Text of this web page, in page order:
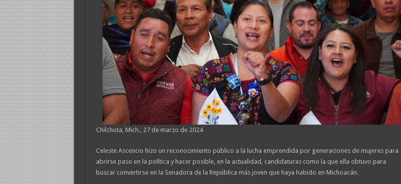
Chilchota, Mich., 27 de marzo de 2024
Celeste Ascencio hizo un reconocimiento público a la lucha emprendida por generaciones de mujeres para
abrirse paso en la política y hacer posible, en la actualidad, candidaturas como la que ella obtuvo para
buscar convertirse en la Senadora de la República más joven que haya habido en Michoacán.